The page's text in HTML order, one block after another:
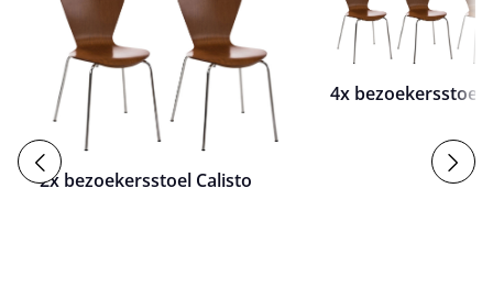
2x bezoekersstoel Calisto
4x bezoekersstoel